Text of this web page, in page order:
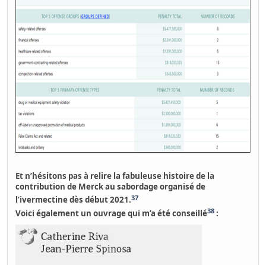
Et n’hésitons pas à relire la fabuleuse histoire de la
contribution de Merck au sabordage organisé de
l’ivermectinedès début 2021.37
Voici également un ouvrage qui m’a été conseillé38 :